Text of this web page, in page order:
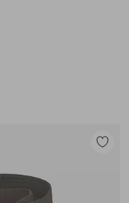
Lisää